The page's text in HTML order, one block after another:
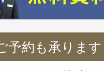
予約も承ります